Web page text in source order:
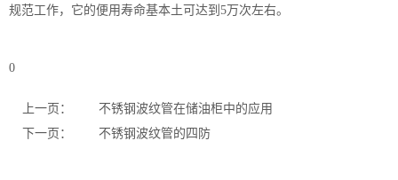
规范工作，它的便用寿命基本土可达到5万次左右。
0
上一页：
不锈钢波纹管在储油柜中的应用
下一页：
不锈钢波纹管的四防